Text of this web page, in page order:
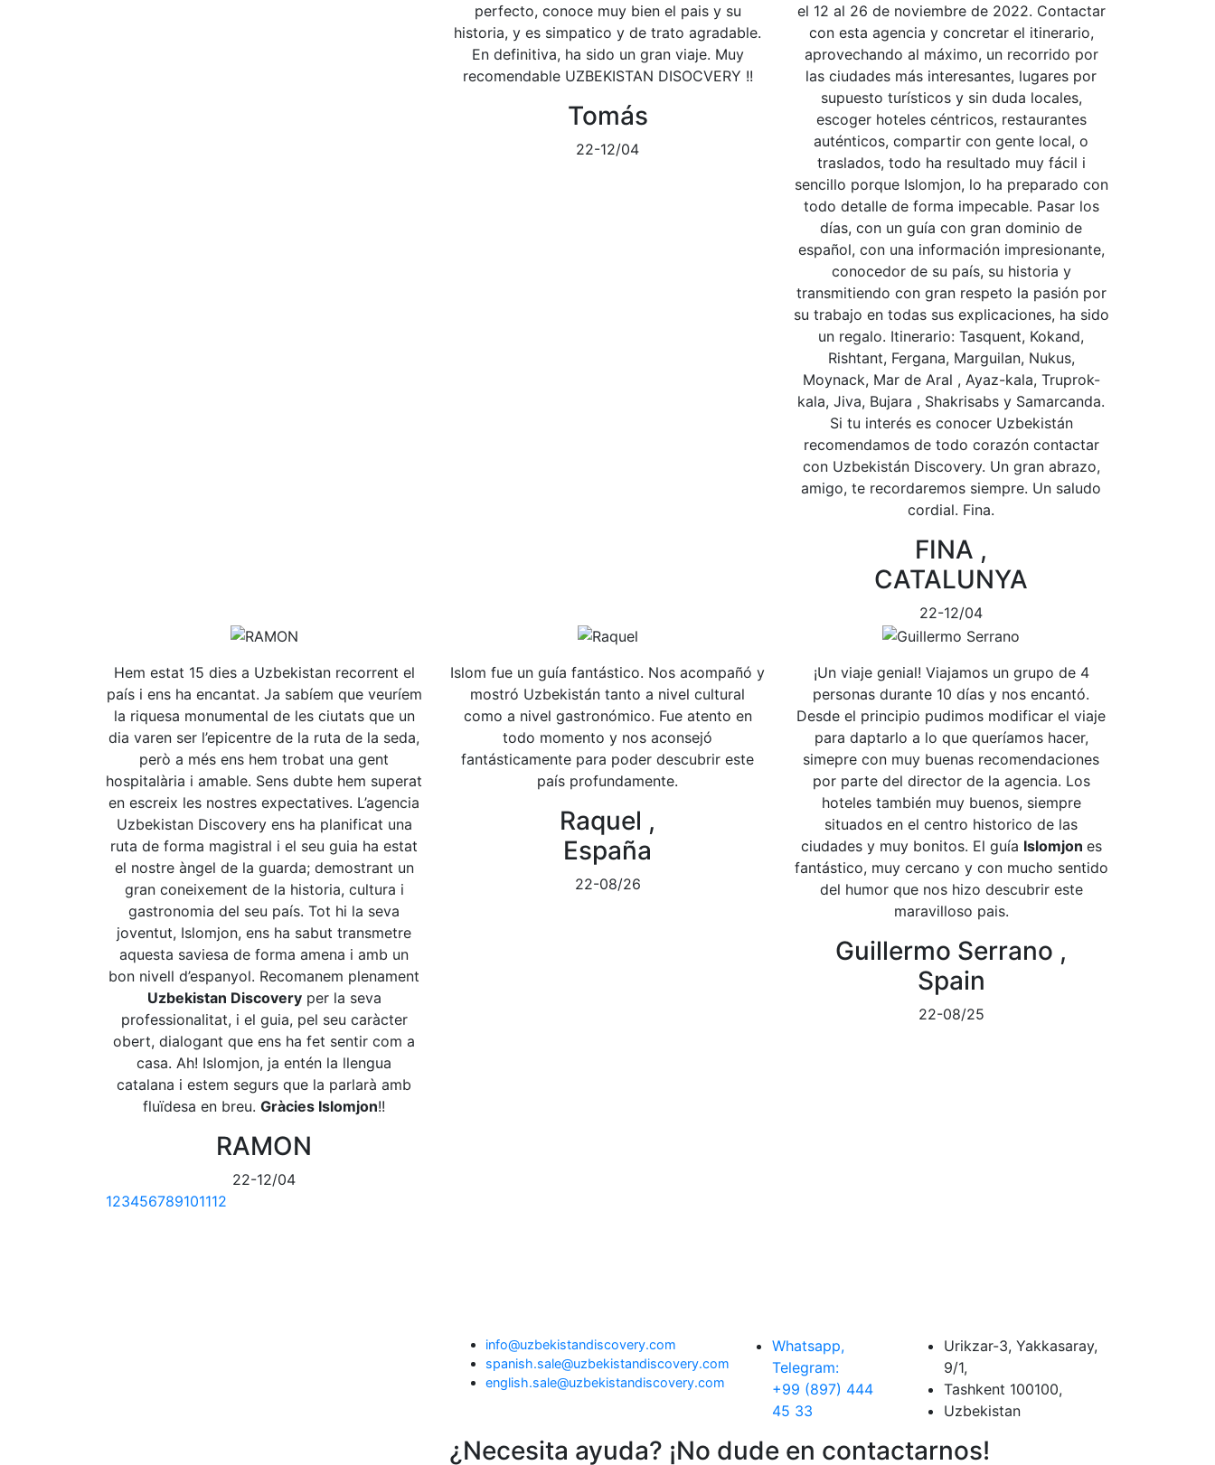
perfecto, conoce muy bien el pais y su
historia, y es simpatico y de trato agradable.
En definitiva, ha sido un gran viaje. Muy
recomendable UZBEKISTAN DISOCVERY !!
Tomás
22-12/04
el 12 al 26 de noviembre de 2022. Contactar
con esta agencia y concretar el itinerario,
aprovechando al máximo, un recorrido por
las ciudades más interesantes, lugares por
supuesto turísticos y sin duda locales,
escoger hoteles céntricos, restaurantes
auténticos, compartir con gente local, o
traslados, todo ha resultado muy fácil i
sencillo porque Islomjon, lo ha preparado con
todo detalle de forma impecable. Pasar los
días, con un guía con gran dominio de
español, con una información impresionante,
conocedor de su país, su historia y
transmitiendo con gran respeto la pasión por
su trabajo en todas sus explicaciones, ha sido
un regalo. Itinerario: Tasquent, Kokand,
Rishtant, Fergana, Marguilan, Nukus,
Moynack, Mar de Aral , Ayaz-kala, Truprok-
kala, Jiva, Bujara , Shakrisabs y Samarcanda.
Si tu interés es conocer Uzbekistán
recomendamos de todo corazón contactar
con Uzbekistán Discovery. Un gran abrazo,
amigo, te recordaremos siempre. Un saludo
cordial. Fina.
FINA ,
CATALUNYA
22-12/04
Hem estat 15 dies a Uzbekistan recorrent el
país i ens ha encantat. Ja sabíem que veuríem
la riquesa monumental de les ciutats que un
dia varen ser l’epicentre de la ruta de la seda,
però a més ens hem trobat una gent
hospitalària i amable. Sens dubte hem superat
en escreix les nostres expectatives. L’agencia
Uzbekistan Discovery ens ha planificat una
ruta de forma magistral i el seu guia ha estat
el nostre àngel de la guarda; demostrant un
gran coneixement de la historia, cultura i
gastronomia del seu país. Tot hi la seva
joventut, Islomjon, ens ha sabut transmetre
aquesta saviesa de forma amena i amb un
bon nivell d’espanyol. Recomanem plenament
Uzbekistan Discoveryper la seva
professionalitat, i el guia, pel seu caràcter
obert, dialogant que ens ha fet sentir com a
casa. Ah! Islomjon, ja entén la llengua
catalana i estem segurs que la parlarà amb
fluïdesa en breu. Gràcies Islomjon!!
RAMON
22-12/04
Islom fue un guía fantástico. Nos acompañó y
mostró Uzbekistán tanto a nivel cultural
como a nivel gastronómico. Fue atento en
todo momento y nos aconsejó
fantásticamente para poder descubrir este
país profundamente.
Raquel ,
España
22-08/26
¡Un viaje genial! Viajamos un grupo de 4
personas durante 10 días y nos encantó.
Desde el principio pudimos modificar el viaje
para daptarlo a lo que queríamos hacer,
simepre con muy buenas recomendaciones
por parte del director de la agencia. Los
hoteles también muy buenos, siempre
situados en el centro historico de las
ciudades y muy bonitos. El guía Islomjon es
fantástico, muy cercano y con mucho sentido
del humor que nos hizo descubrir este
maravilloso pais.
Guillermo Serrano ,
Spain
22-08/25
123456789101112
info@uzbekistandiscovery.com
spanish.sale@uzbekistandiscovery.com
english.sale@uzbekistandiscovery.com
Whatsapp,
Telegram:
+99 (897) 444
45 33
Urikzar-3, Yakkasaray,
9/1,
Tashkent 100100,
Uzbekistan
¿Necesita ayuda? ¡No dude en contactarnos!